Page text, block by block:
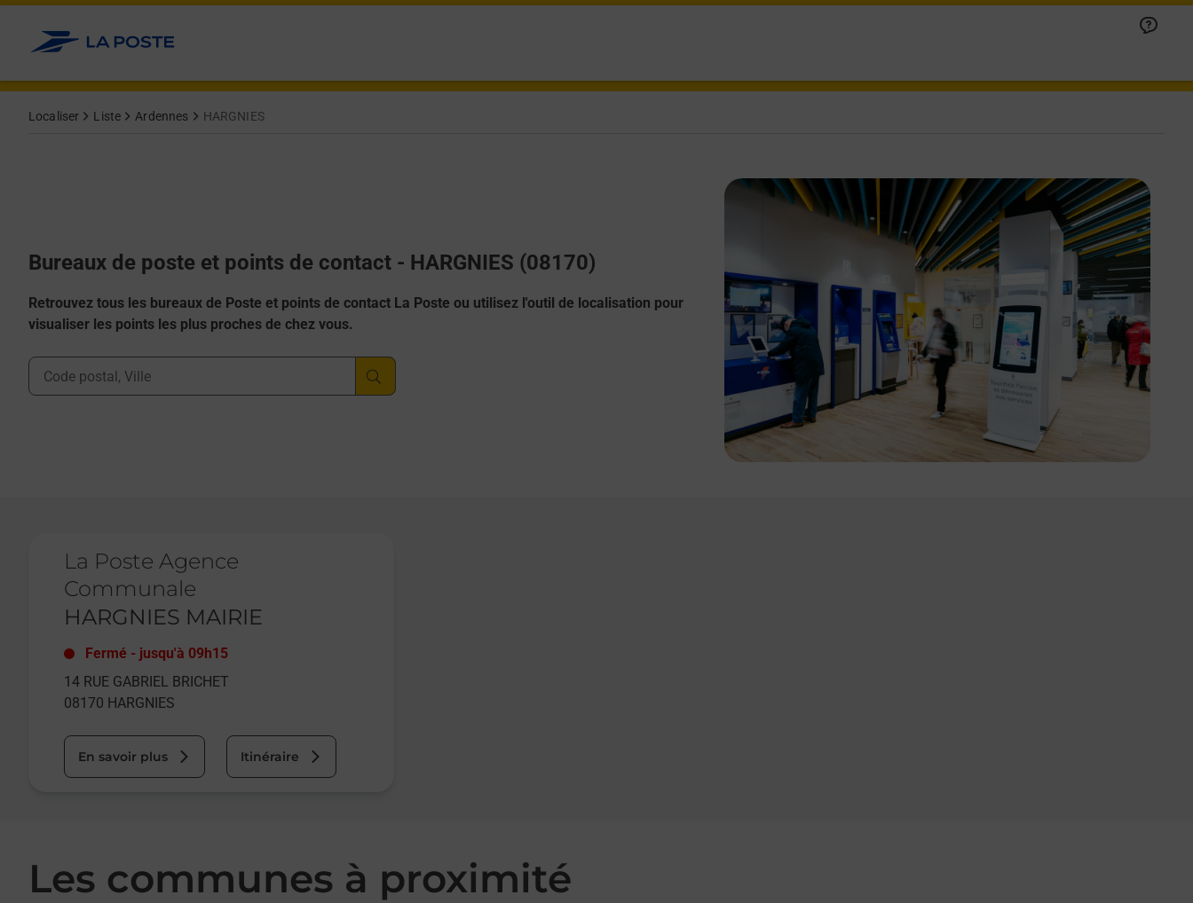
Allez au contenu
Localiser Liste Ardennes HARGNIES
Bureaux de poste et points de contact - HARGNIES (08170)
Retrouvez tous les bureaux de Poste et points de contact La Poste ou utilisez l'outil de localisation pour
visualiser les points les plus proches de chez vous.
Ville, Département, Code Postal
La Poste Agence
Communale
HARGNIES MAIRIE
Fermé - jusqu'à 09h15
14 RUE GABRIEL BRICHET
08170 HARGNIES
En savoir plus Itinéraire
Les communes à proximité
Afficher ou masquer la réponse
Afficher ou masquer la réponse
Afficher ou masquer la réponse
Afficher ou masquer la réponse
Afficher ou masquer la réponse